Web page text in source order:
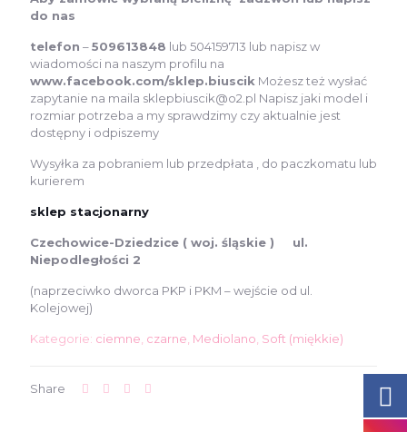
do nas
telefon –509613848 lub 504159713 lub napisz w
wiadomości na naszym profilu na
www.facebook.com/sklep.biuscik Możesz też wysłać
zapytanie na maila sklepbiuscik@o2.pl Napisz jaki model i
rozmiar potrzeba a my sprawdzimy czy aktualnie jest
dostępny i odpiszemy
Wysyłka za pobraniem lub przedpłata , do paczkomatu lub
kurierem
sklep stacjonarny
Czechowice-Dziedzice ( woj. śląskie ) ul.
Niepodległości 2
(naprzeciwko dworca PKP i PKM – wejście od ul.
Kolejowej)
Kategorie: ciemne czarne Mediolano Soft (miękkie)
Share